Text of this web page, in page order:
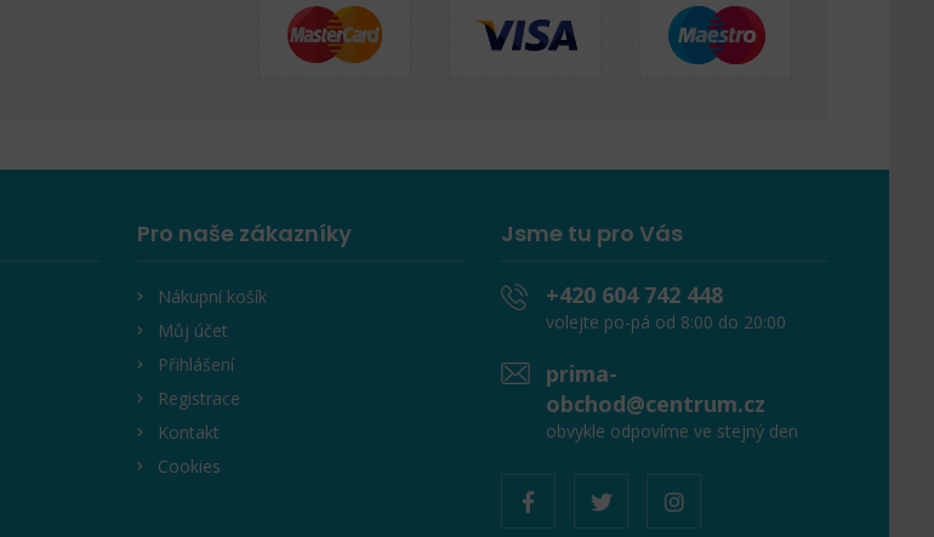
Pro naše zákazníky
Nákupní košík
Můj účet
Přihlášení
Registrace
Kontakt
Cookies
Jsme tu pro Vás
+420 604 742 448
volejte po-pá od 8:00 do 20:00
prima-
obchod@centrum.cz
obvykle odpovíme ve stejný den